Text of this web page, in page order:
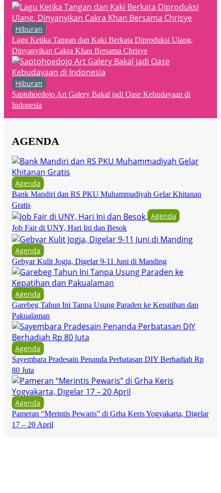
Hiburan
Lagu Ketika Tangan dan Kaki Berkata Diproduksi Ulang,
Dinyanyikan Cakra Khan Bersama Chrisye
Hiburan
Saptohoedojo Art Galery Bakal jadi Oase Kebudayaan di
Indonesia
AGENDA
Agenda
Bank Mandiri dan RS PKU Muhammadiyah Gelar Khitanan
Gratis
Agenda
Job Fair di UNY, Hari Ini dan Besok
Agenda
Gebyar Kulit Jogja, Digelar 9-11 Juni di Manding
Agenda
Garebeg Tahun Ini Tanpa Usung Paraden ke Kepatihan dan
Pakualaman
Agenda
Sayembara Pradesain Penanda Perbatasan DIY Berhadiah Rp
80 Juta
Agenda
Pameran “Merintis Pewaris” di Grha Keris Yogyakarta, Digelar
17 – 20 April